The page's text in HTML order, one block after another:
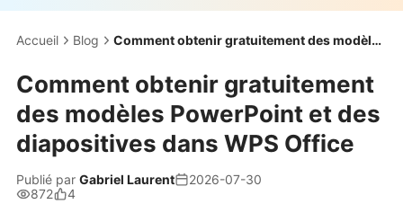
Accueil Blog Comment obtenir gratuitement des modèles PowerPoint et des diapositives dans WPS Office
Comment obtenir gratuitement
des modèles PowerPoint et des
diapositives dans WPS Office
Publié par Gabriel Laurent
2026-07-30
872
4